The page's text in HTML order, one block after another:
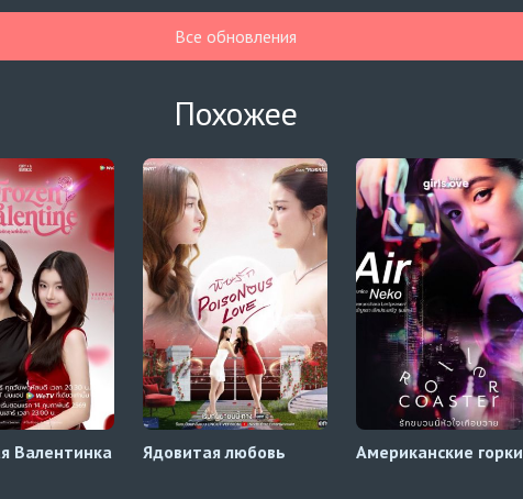
Все обновления
Похожее
Валентинка Ядовитая любовь Американские горки